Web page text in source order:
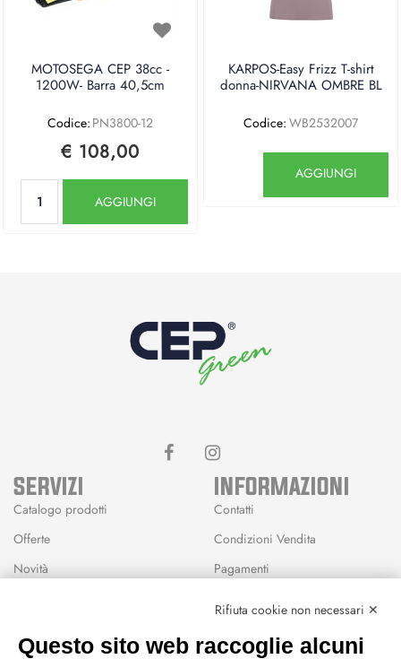
MOTOSEGA CEP 38cc -
1200W- Barra 40,5cm
Codice: PN3800-12
€ 108,00
AGGIUNGI
KARPOS-Easy Frizz T-shirt
donna-NIRVANA OMBRE BL
Codice: WB2532007
AGGIUNGI
SERVIZI
Catalogo prodotti
Offerte
Novità
INFORMAZIONI
Contatti
Condizioni Vendita
Pagamenti
Rifiuta cookie non necessari ✕
Questo sito web raccoglie alcuni